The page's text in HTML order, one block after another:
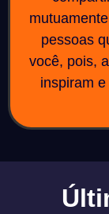
pessoas
você, pois,
inspiram